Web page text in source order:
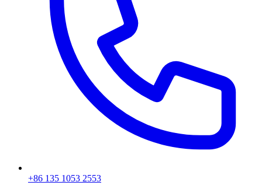
+86 135 1053 2553